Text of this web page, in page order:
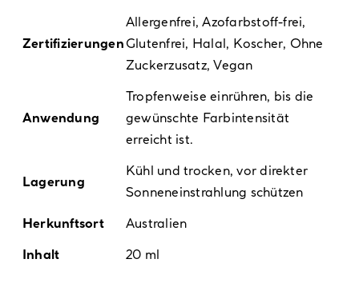
Zertifizierungen
Allergenfrei,Azofarbstoff-frei,
Glutenfrei, Halal, Koscher, Ohne
Zuckerzusatz,Vegan
Anwendung
Tropfenweise einrühren, bis die
gewünschte Farbintensität
erreicht ist.
Lagerung
Kühl und trocken, vor direkter
Sonneneinstrahlung schützen
Herkunftsort
Australien
Inhalt
20 ml